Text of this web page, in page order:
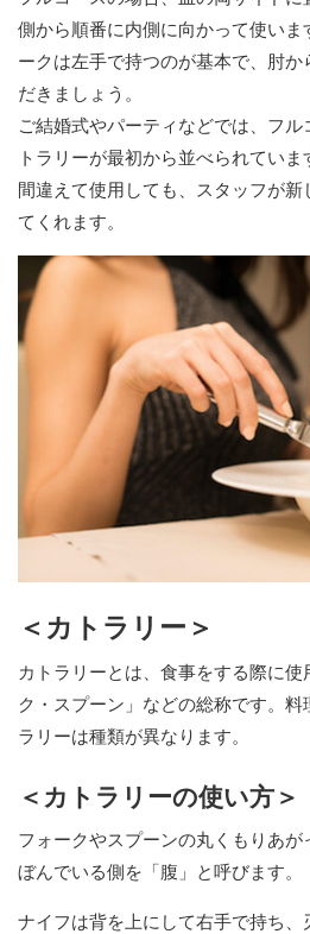
側から順番に内側に向かって使いま
ークは左手で持つのが基本で、肘か
だきましょう。
ご結婚式やパーティなどでは、フ
トラリーが最初から並べられてい
間違えて使用しても、スタッフが新
てくれます。
＜カトラリー＞
カトラリーとは、食事をする際に
ク・スプーン」などの総称です。料
ラリーは種類が異なります。
＜カトラリーの使い方＞
フォークやスプーンの丸くもりあが
ぼんでいる側を「腹」と呼びます。
ナイフは背を上にして右手で持ち、